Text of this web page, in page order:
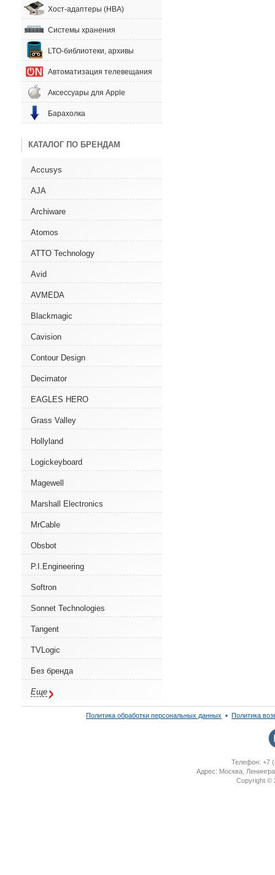
Хост-адаптеры (HBA)
Системы хранения
LTO-библиотеки, архивы
Автоматизация телевещания
Аксессуары для Apple
Барахолка
КАТАЛОГ ПО БРЕНДАМ
Accusys
AJA
Archiware
Atomos
ATTO Technology
Avid
AVMEDA
Blackmagic
Cavision
Contour Design
Decimator
EAGLES HERO
Grass Valley
Hollyland
Logickeyboard
Magewell
Marshall Electronics
MrCable
Obsbot
P.I.Engineering
Softron
Sonnet Technologies
Tangent
TVLogic
Без бренда
Еще
Политика обработки персональных данных ▪ Политика
Телефон: +7
Адрес: Москва,
Copyright ©